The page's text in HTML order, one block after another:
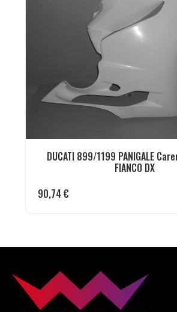
DUCATI 899/1199 PANIGALE
FIANCO DX
90,74€